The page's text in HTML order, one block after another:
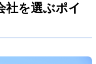
社を選ぶポイ